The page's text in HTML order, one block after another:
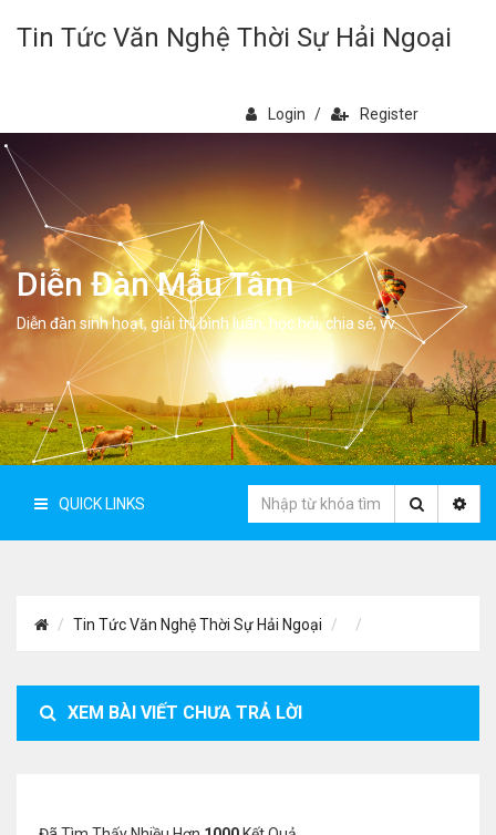
Tin Tức Văn Nghệ Thời Sự Hải Ngoại
Login / Register
Diễn Đàn Mẫu Tâm
Diễn đàn sinh hoạt, giải trí, bình luân, học hỏi, chia sẻ, vv.
QUICK LINKS
Tin Tức Văn Nghệ Thời Sự Hải Ngoại
XEM BÀI VIẾT CHƯA TRẢ LỜI